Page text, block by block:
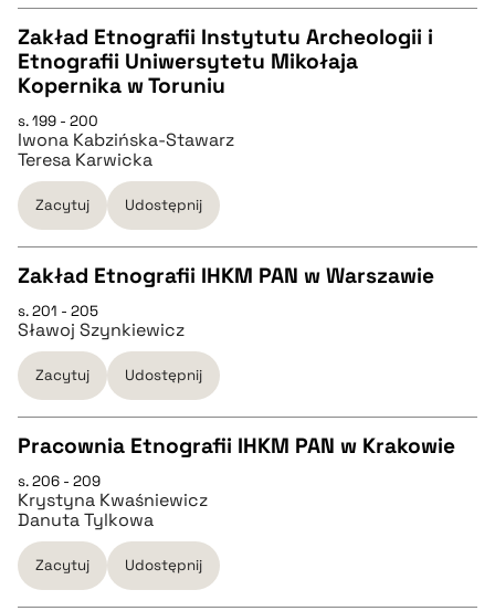
pobierz cytat
CZYSTY TEKST
pobierz cytat
BIBTEX
pobierz cytat
Zakład Etnografii Instytutu Archeologii i
Etnografii Uniwersytetu Mikołaja
Kopernika w Toruniu
s. 199 - 200
Iwona Kabzińska-Stawarz
Teresa Karwicka
Zacytuj Udostępnij
CZYSTY TEKST
pobierz cytat
BIBTEX
pobierz cytat
Zakład Etnografii IHKM PAN w Warszawie
s. 201 - 205
Sławoj Szynkiewicz
Zacytuj Udostępnij
CZYSTY TEKST
pobierz cytat
Pracownia Etnografii IHKM PAN w Krakowie
s. 206 - 209
Krystyna Kwaśniewicz
Danuta Tylkowa
Zacytuj Udostępnij